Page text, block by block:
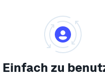
Einfach zu